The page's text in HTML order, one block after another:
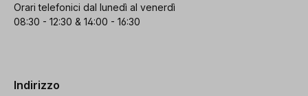
Orari telefonici dal lunedì al venerdì
08:30 - 12:30 & 14:00 - 16:30
Indirizzo